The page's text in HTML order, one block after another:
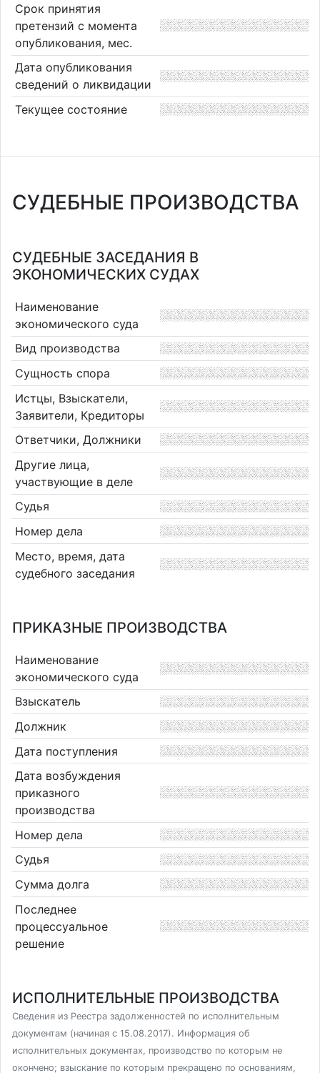
Срок принятия
претензий с момента
опубликования, мес.
Дата опубликования
сведений о ликвидации
Текущее состояние
СУДЕБНЫЕ ПРОИЗВОДСТВА
СУДЕБНЫЕ ЗАСЕДАНИЯ В
ЭКОНОМИЧЕСКИХ СУДАХ
Наименование
экономического суда
Вид производства
Сущность спора
Истцы, Взыскатели,
Заявители, Кредиторы
Ответчики, Должники
Другие лица,
участвующие в деле
Судья
Номер дела
Место, время, дата
судебного заседания
ПРИКАЗНЫЕ ПРОИЗВОДСТВА
Наименование
экономического суда
Взыскатель
Должник
Дата поступления
Дата возбуждения
приказного
производства
Номер дела
Судья
Сумма долга
Последнее
процессуальное
решение
ИСПОЛНИТЕЛЬНЫЕ ПРОИЗВОДСТВА
Сведения из Реестра задолженностей по исполнительным
документам (начиная с 15.08.2017). Информация об
исполнительных документах, производство по которым не
окончено; взыскание по которым прекращено по основаниям,